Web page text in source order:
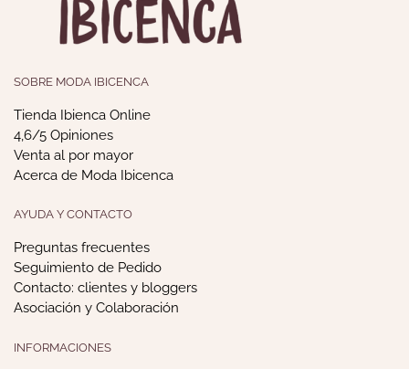
SOBRE MODA IBICENCA
Tienda Ibienca Online
4,6/5 Opiniones
Venta al por mayor
Acerca de Moda Ibicenca
AYUDA Y CONTACTO
Preguntas frecuentes
Seguimiento de Pedido
Contacto: clientes y bloggers
Asociación y Colaboración
INFORMACIONES